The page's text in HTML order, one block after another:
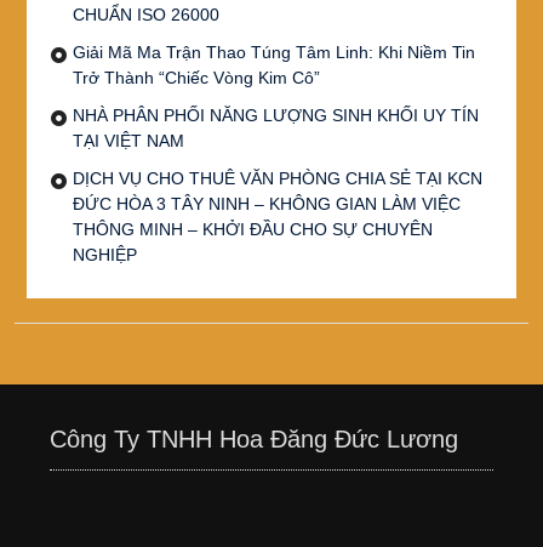
CHUẨN ISO 26000
Giải Mã Ma Trận Thao Túng Tâm Linh: Khi Niềm Tin
Trở Thành “Chiếc Vòng Kim Cô”
NHÀ PHÂN PHỐI NĂNG LƯỢNG SINH KHỐI UY TÍN
TẠI VIỆT NAM
DỊCH VỤ CHO THUÊ VĂN PHÒNG CHIA SẺ TẠI KCN
ĐỨC HÒA 3 TÂY NINH – KHÔNG GIAN LÀM VIỆC
THÔNG MINH – KHỞI ĐẦU CHO SỰ CHUYÊN
NGHIỆP
Công Ty TNHH Hoa Đăng Đức Lương